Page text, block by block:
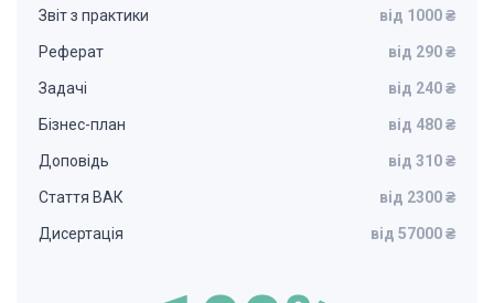
Звіт з практики від 1000 ₴
Реферат від 290 ₴
Задачі від 240 ₴
Бізнес-план від 480 ₴
Доповідь від 310 ₴
Стаття ВАК від 2300 ₴
Дисертація від 57000 ₴